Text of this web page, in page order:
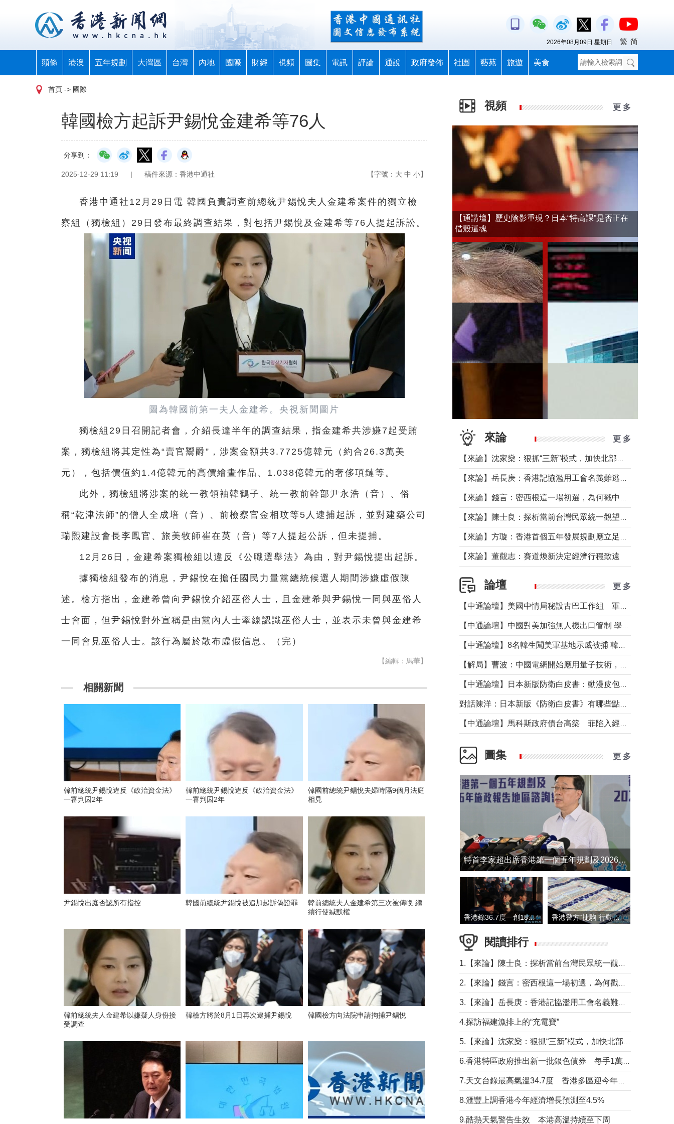
頭條 港澳 五年規劃 大灣區 台灣 內地 國際 財經 視頻 圖集 電訊 評論 通說 政府發佈 社團 藝苑 旅遊 美食
2026年08月09日 星期日 繁 简
首頁 -> 國際
韓國檢方起訴尹錫悅金建希等76人
分享到：
2025-12-29 11:19 | 稿件來源：香港中通社 【字號： 大 中 小】
香港中通社12月29日電 韓國負責調查前總統尹錫悅夫人金建希案件的獨立檢
察組（獨檢組）29日發布最終調查結果，對包括尹錫悅及金建希等76人提起訴訟。
圖為韓國前第一夫人金建希。央視新聞圖片
獨檢組29日召開記者會，介紹長達半年的調查結果，指金建希共涉嫌7起受賄
案，獨檢組將其定性為“賣官鬻爵”，涉案金額共3.7725億韓元（約合26.3萬美
元），包括價值約1.4億韓元的高價繪畫作品、1.038億韓元的奢侈項鏈等。
此外，獨檢組將涉案的統一教領袖韓鶴子、統一教前幹部尹永浩（音）、俗
稱“乾津法師”的僧人全成培（音）、前檢察官金相玟等5人逮捕起訴，並對建築公司
瑞熙建設會長李鳳官、旅美牧師崔在英（音）等7人提起公訴，但未提捕。
12月26日，金建希案獨檢組以違反《公職選舉法》為由，對尹錫悅提出起訴。
據獨檢組發布的消息，尹錫悅在擔任國民力量黨總統候選人期間涉嫌虛假陳
述。檢方指出，金建希曾向尹錫悅介紹巫俗人士，且金建希與尹錫悅一同與巫俗人
士會面，但尹錫悅對外宣稱是由黨內人士牽線認識巫俗人士，並表示未曾與金建希
一同會見巫俗人士。該行為屬於散布虛假信息。（完）
【編輯：馬華】
相關新聞
韓前總統尹錫悅違反《政治資金法》
一審判囚2年
韓前總統尹錫悅違反《政治資金法》
一審判囚2年
韓國前總統尹錫悅夫婦時隔9個月法庭
相見
尹錫悅出庭否認所有指控 韓國前總統尹錫悅被追加起訴偽證罪
韓前總統夫人金建希第三次被傳喚 繼
續行使緘默權
韓前總統夫人金建希以嫌疑人身份接
受調查
韓檢方將於8月1日再次逮捕尹錫悅 韓國檢方向法院申請拘捕尹錫悅
視頻 更 多
【通講壇】歷史陰影重現？日本“特高課”是否正在
借殼還魂
來論 更 多
【來論】董觀志：賽道煥新決定經濟行穩致遠
論壇 更 多
圖集 更 多
​特首李家超出席香港第一個五年規劃及2026年《施政報告》地區諮詢會
香港錄36.7度 創1884年有紀錄以來最高溫 香港警方“捷駒”行動拘147人 涉洗黑錢逾6億元
閱讀排行
4.探訪福建漁排上的“充電寶”
8.滙豐上調香港今年經濟增長預測至4.5%
9.酷熱天氣警告生效 本港高溫持續至下周